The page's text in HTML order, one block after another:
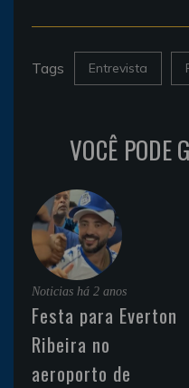
Tags Entrevista
VOCÊ PODE
Noticias há 2 anos
Festa para Everton
Ribeira no
aeroporto de